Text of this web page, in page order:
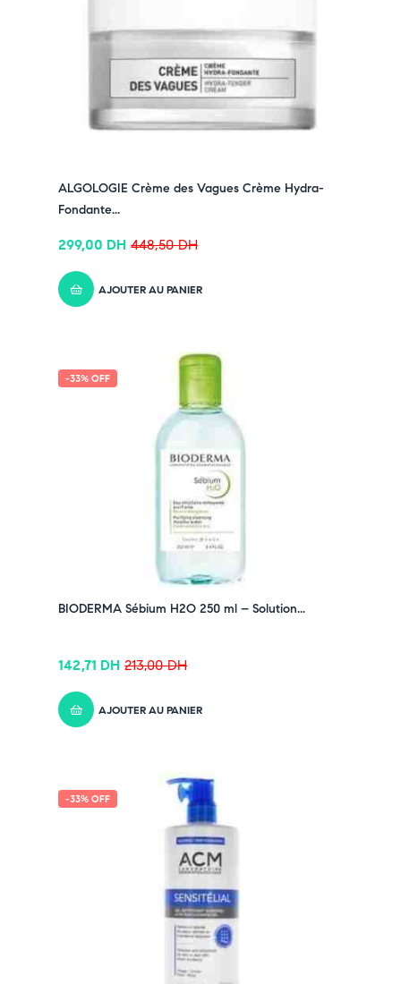
➤ Lisse et adoucit les pieds secs et abîmés
➤ Résultats visibles dès 7 jours, peau neuve en 2
➤ Application pratique grâce aux chaussettes imbibées
à usage unique
Pensez-y :
ALGOLOGIE Crème des Vagues Crème Hydra-
Fondante...
448,50DH
299,00 DH
AJOUTER AU PANIER
-33% OFF
BIODERMA Sébium H2O 250 ml – Solution...
213,00DH
142,71 DH
AJOUTER AU PANIER
-33% OFF